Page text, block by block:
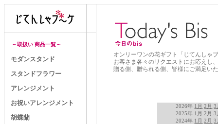
オンリーワンの花ギフト「じてんしゃ
お客さま各々のリクエストにお応えし、
贈る側、贈られる側、皆様にご満足い
2026年 1月 2月 3
2025年 1月 2月 3
2024年 1月 2月 3
～取扱い 商品一覧～
モダンスタンド
スタンドフラワー
アレンジメント
お祝いアレンジメント
胡蝶蘭